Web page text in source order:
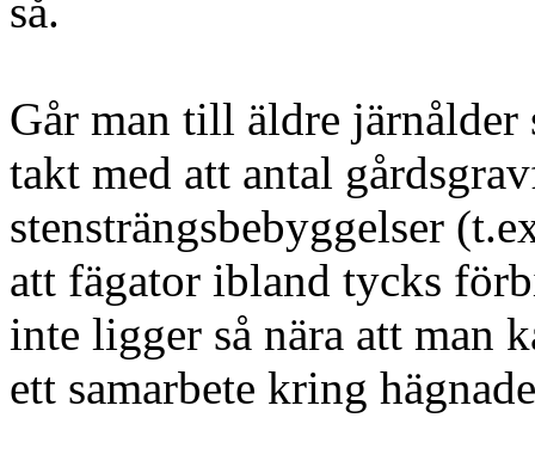
så.
Går man till äldre
takt med att antal
stensträngsbebyggelser
att fägator ibland tycks
inte ligger så nära att man
ett samarbete kring